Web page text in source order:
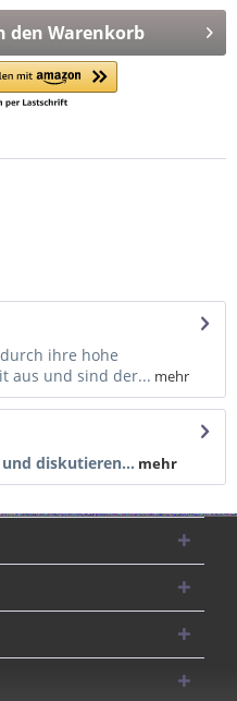
den Warenkorb
ihre hohe
aus und sind der... mehr
diskutieren... mehr